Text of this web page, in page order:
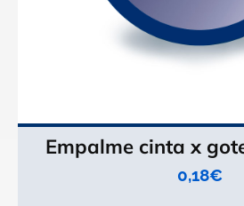
Empalme cinta x
0,18€